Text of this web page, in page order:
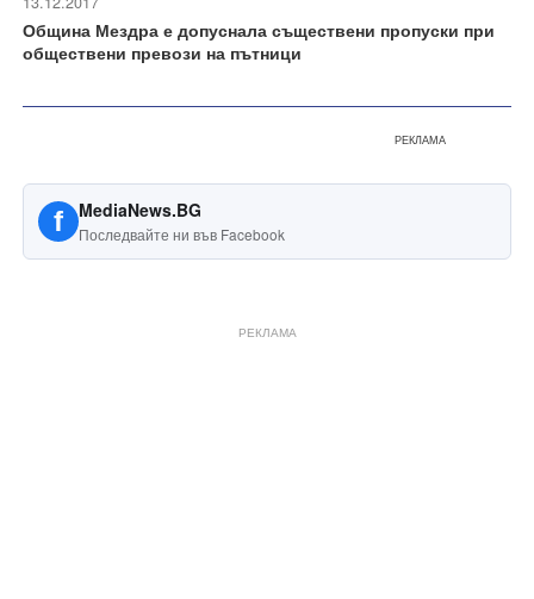
Община Мездра е допуснала съществени пропуски при
обществени превози на пътници
РЕКЛАМА
f MediaNews.BG
Последвайте ни във Facebook
РЕКЛАМА